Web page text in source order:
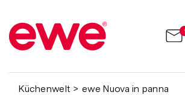
1
Küchenwelt ewe Nuova in panna